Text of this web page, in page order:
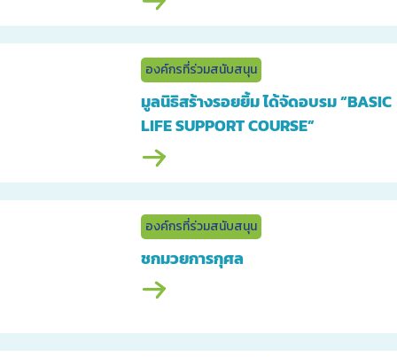
องค์กรที่ร่วมสนับสนุน
มูลนิธิสร้างรอยยิ้ม ได้จัดอบรม “BASIC
LIFE SUPPORT COURSE”
องค์กรที่ร่วมสนับสนุน
ชกมวยการกุศล